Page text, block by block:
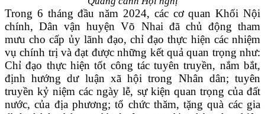
Trong 6 tháng đầu năm 2024, các cơ quan Khối Nội
chính, Dân vận huyện Võ Nhai đã chủ động tham
mưu cho cấp ủy lãnh đạo, chỉ đạo thực hiện các nhiệm
vụ chính trị và đạt được những kết quả quan trọng như:
Chỉ đạo thực hiện tốt công tác tuyên truyền, nắm bắt,
định hướng dư luận xã hội trong Nhân dân; tuyên
truyền kỷ niệm các ngày lễ, sự kiện quan trọng của đất
nước, của địa phương; tổ chức thăm, tặng quà các gia